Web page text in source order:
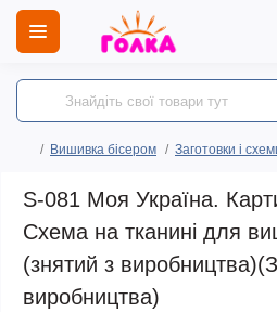
Вишивка бісером Заготовки і
S-081 Моя Україна.
Схема на тканині для
(знятий з
виробництва)